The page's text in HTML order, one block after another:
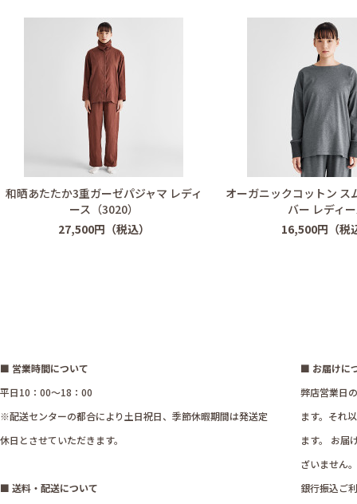
和晒あたたか3重ガーゼパジャマ レディ
ース（3020）
27,500円（税込）
オーガニックコットン ス
バー レディ
16,500円（税
■ 営業時間について
平日10：00～18：00
※配送センターの都合により土日祝日、季節休暇期間は発送定
休日とさせていただきます。
■ 送料・配送について
■ お届けに
弊店営業日
ます。それ
ます。 お届
ざいません
銀行振込ご